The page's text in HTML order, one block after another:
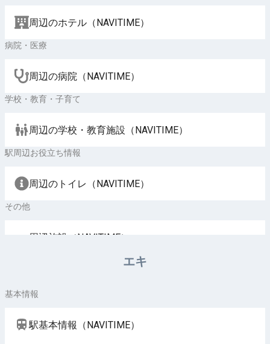
周辺のホテル（NAVITIME）
病院・医療
周辺の病院（NAVITIME）
学校・教育・子育て
周辺の学校・教育施設（NAVITIME）
駅周辺お役立ち情報
周辺のトイレ（NAVITIME）
その他
周辺施設（NAVITIME）
エキ
基本情報
駅基本情報（NAVITIME）